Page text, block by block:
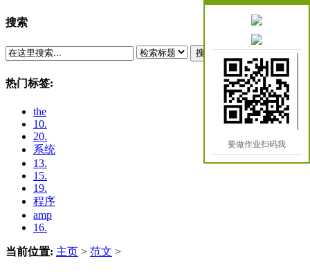
搜索
搜索
热门标签:
the
10.
20.
系统
13.
15.
19.
程序
amp
16.
当前位置: 主页 > 范文 >
要做作业扫码我